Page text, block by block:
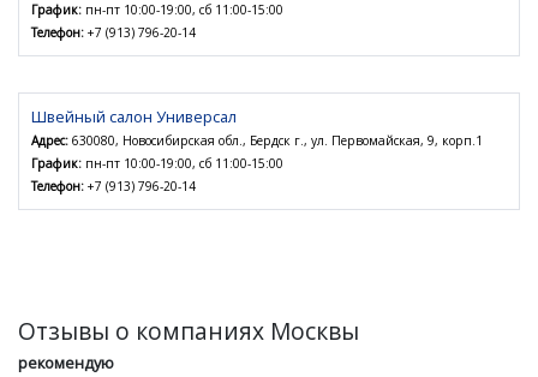
График: пн-пт 10:00-19:00, сб 11:00-15:00
Телефон: +7 (913) 796-20-14
Швейный салон Универсал
Адрес: 630080, Новосибирская обл., Бердск г., ул. Первомайская, 9, корп.1
График: пн-пт 10:00-19:00, сб 11:00-15:00
Телефон: +7 (913) 796-20-14
Отзывы о компаниях Москвы
рекомендую